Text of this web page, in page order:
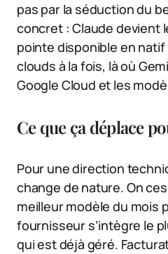
pas par la séduction du
concret : Claude devient
pointe disponible en
clouds à la fois, là où
Google Cloud et les
Ce que ça déplace
Pour une direction
change de nature. On
meilleur modèle du mois
fournisseur s’intègre le
qui est déjà géré.